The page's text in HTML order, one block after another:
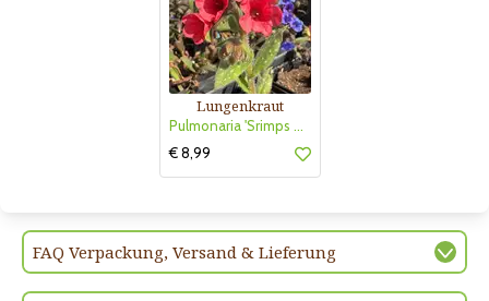
Lungenkraut
Pulmonaria 'Srimps on the Barbie'
€ 8,99
FAQ Verpackung, Versand & Lieferung